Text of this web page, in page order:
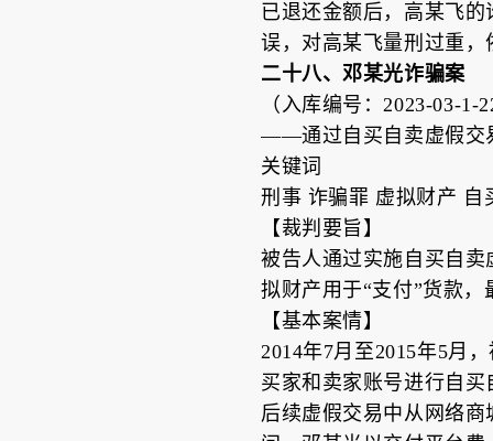
已退还金额后，高某飞
误，对高某飞量刑过重
二十八、邓某光诈骗案
（入库编号：2023-03-1-
——通过自买自卖虚假交
关键词
刑事 诈骗罪 虚拟财产 自
【裁判要旨】
被告人通过实施自买自
拟财产用于“支付”货款
【基本案情】
2014年7月至2015年5月
买家和卖家账号进行自
后续虚假交易中从网络